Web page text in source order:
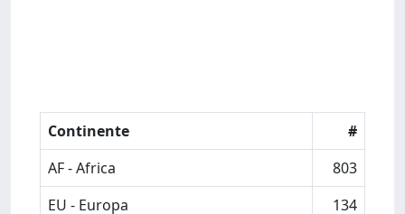
Continente
#
AF - Africa
803
EU - Europa
134